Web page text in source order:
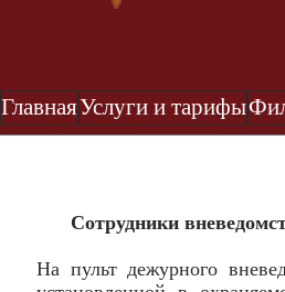
ГлавнаяУслуги и тарифы
Сотрудники
На пульт дежурного